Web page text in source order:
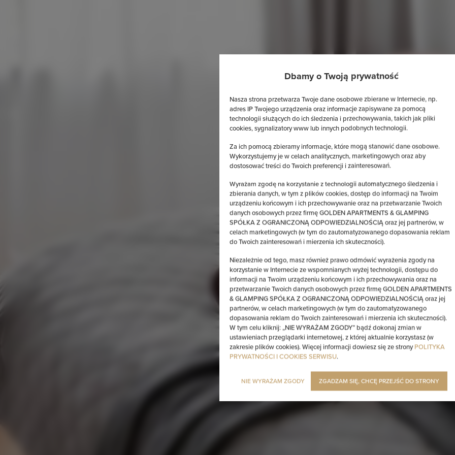
Dbamy o Twoją prywatność
Nasza strona przetwarza Twoje dane osobowe zbierane w Internecie, np.
adres IP Twojego urządzenia oraz informacje zapisywane za pomocą
technologii służących do ich śledzenia i przechowywania, takich jak pliki
cookies, sygnalizatory www lub innych podobnych technologii.
Za ich pomocą zbieramy informacje, które mogą stanowić dane osobowe.
Wykorzystujemy je w celach analitycznych, marketingowych oraz aby
dostosować treści do Twoich preferencji i zainteresowań.
Wyrażam zgodę na korzystanie z technologii automatycznego śledzenia i
zbierania danych, w tym z plików cookies, dostęp do informacji na Twoim
urządzeniu końcowym i ich przechowywanie oraz na przetwarzanie Twoich
danych osobowych przez firmę GOLDEN APARTMENTS & GLAMPING
SPÓŁKA Z OGRANICZONĄ ODPOWIEDZIALNOŚCIĄ oraz jej partnerów, w
celach marketingowych (w tym do zautomatyzowanego dopasowania reklam
do Twoich zainteresowań i mierzenia ich skuteczności).
Niezależnie od tego, masz również prawo odmówić wyrażenia zgody na
korzystanie w Internecie ze wspomnianych wyżej technologii, dostępu do
informacji na Twoim urządzeniu końcowym i ich przechowywania oraz na
przetwarzanie Twoich danych osobowych przez firmę GOLDEN APARTMENTS
& GLAMPING SPÓŁKA Z OGRANICZONĄ ODPOWIEDZIALNOŚCIĄ oraz jej
partnerów, w celach marketingowych (w tym do zautomatyzowanego
dopasowania reklam do Twoich zainteresowań i mierzenia ich skuteczności).
W tym celu kliknij: „NIE WYRAŻAM ZGODY” bądź dokonaj zmian w
ustawieniach przeglądarki internetowej, z której aktualnie korzystasz (w
zakresie plików cookies). Więcej informacji dowiesz się ze stronyPOLITYKA
PRYWATNOŚCI I COOKIES SERWISU.
NIE WYRAŻAM ZGODY ZGADZAM SIĘ, CHCĘ PRZEJŚĆ DO STRONY